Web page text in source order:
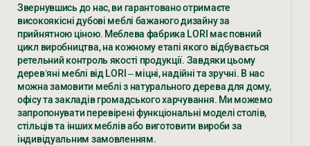
Звернувшись до нас, ви гарантовано отримаєте
високоякісні дубові меблі бажаного дизайну за
прийнятною ціною. Меблева фабрика LORI має повний
цикл виробництва, на кожному етапі якого відбувається
ретельний контроль якості продукції. Завдяки цьому
дерев’яні меблі від LORI – міцні, надійні та зручні. В нас
можна замовити меблі з натурального дерева для дому,
офісу та закладів громадського харчування. Ми можемо
запропонувати перевірені функціональні моделі столів,
стільців та інших меблів або виготовити вироби за
індивідуальним замовленням.